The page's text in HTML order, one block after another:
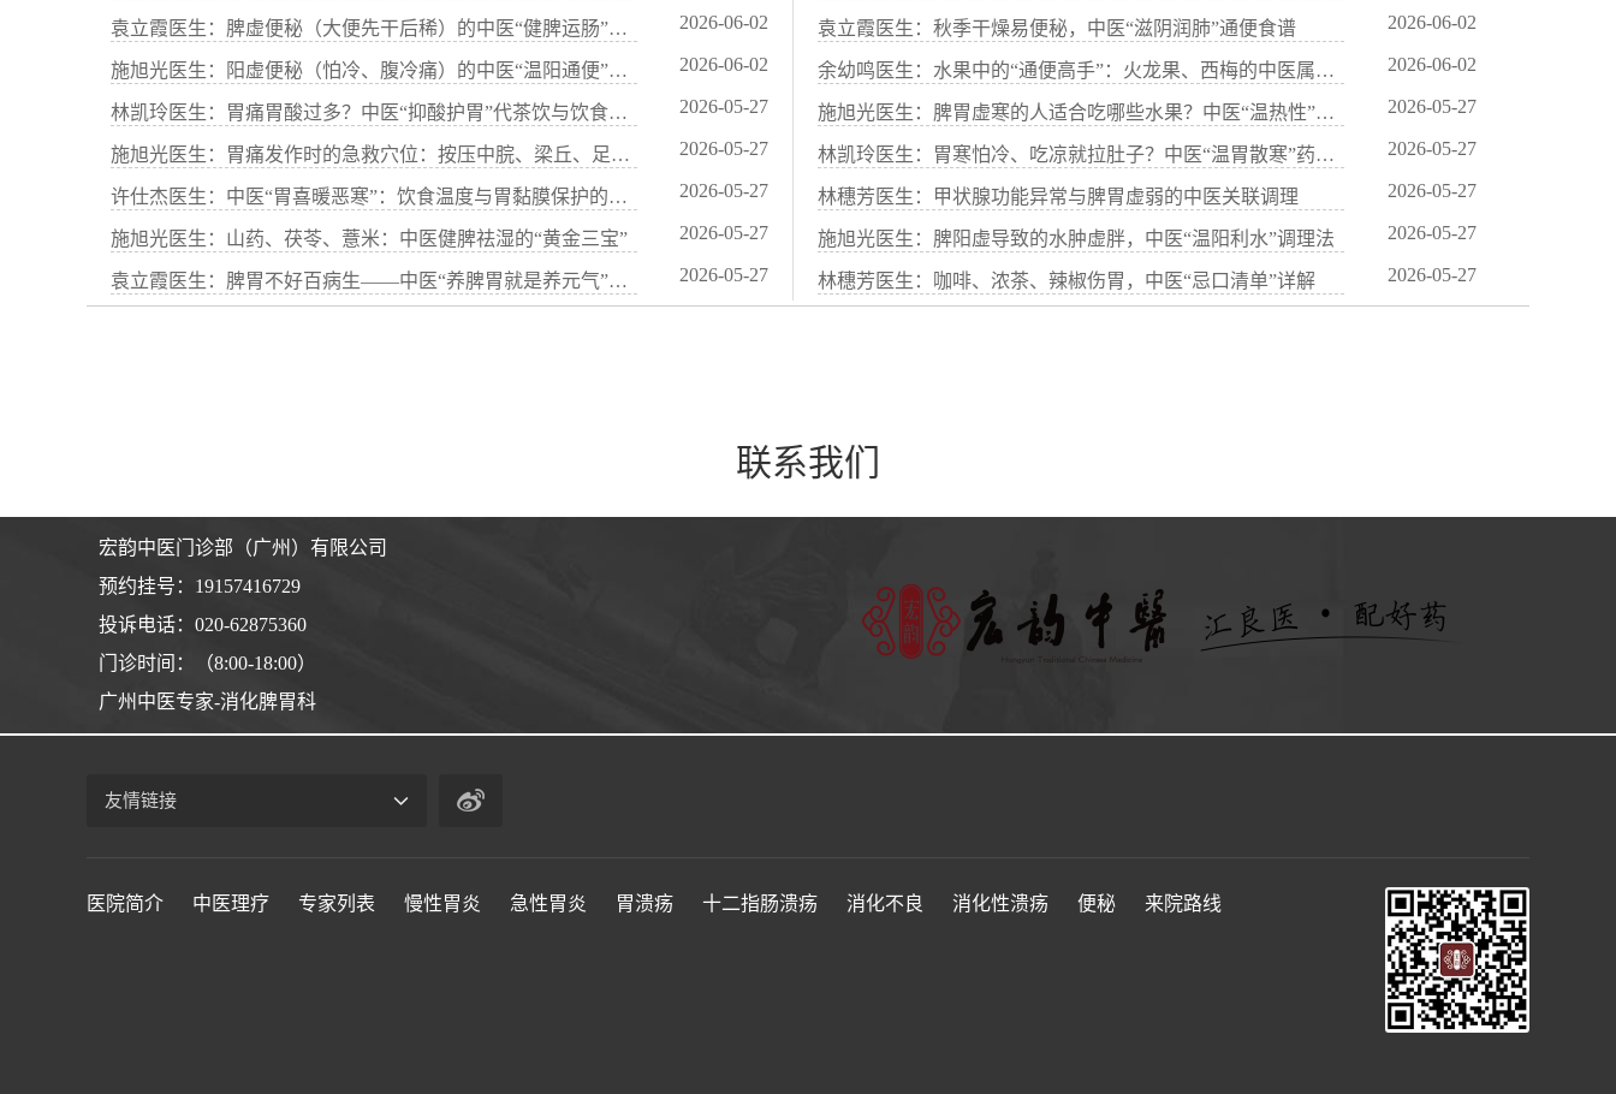
袁立霞医生：脾虚便秘（大便先干后稀）的中医“健脾运肠”调理方案 2026-06-02 袁立霞医生：秋季干燥易便秘，中医“滋阴润肺”通便食谱 2026-06-02
施旭光医生：阳虚便秘（怕冷、腹冷痛）的中医“温阳通便”食谱 2026-06-02 余幼鸣医生：水果中的“通便高手”：火龙果、西梅的中医属性解析 2026-06-02
林凯玲医生：胃痛胃酸过多？中医“抑酸护胃”代茶饮与饮食禁忌 2026-05-27 施旭光医生：脾胃虚寒的人适合吃哪些水果？中医“温热性”果品清单 2026-05-27
施旭光医生：胃痛发作时的急救穴位：按压中脘、梁丘、足三里 2026-05-27 林凯玲医生：胃寒怕冷、吃凉就拉肚子？中医“温胃散寒”药膳煲汤 2026-05-27
许仕杰医生：中医“胃喜暖恶寒”：饮食温度与胃黏膜保护的关系 2026-05-27 林穗芳医生：甲状腺功能异常与脾胃虚弱的中医关联调理 2026-05-27
施旭光医生：山药、茯苓、薏米：中医健脾祛湿的“黄金三宝” 2026-05-27 施旭光医生：脾阳虚导致的水肿虚胖，中医“温阳利水”调理法 2026-05-27
袁立霞医生：脾胃不好百病生——中医“养脾胃就是养元气”的智慧 2026-05-27 林穗芳医生：咖啡、浓茶、辣椒伤胃，中医“忌口清单”详解 2026-05-27
联系我们
宏韵中医门诊部（广州）有限公司
预约挂号：19157416729
投诉电话：020-62875360
门诊时间：（8:00-18:00）
广州中医专家-消化脾胃科
友情链接
医院简介 中医理疗 专家列表 慢性胃炎 急性胃炎 胃溃疡 十二指肠溃疡 消化不良 消化性溃疡 便秘 来院路线